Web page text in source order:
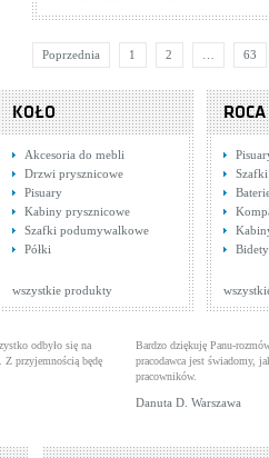
Poprzednia 1 2 63
KOŁO
Akcesoria do mebli
Drzwi prysznicowe
Pisuary
Kabiny prysznicowe
Szafki podumywalkowe
Półki
wszystkie produkty
ROCA
Szafki
Bidety
odbyło się na
przyjemnością będę
Bardzo dziękuję Panu-
pracodawca jest świadomy,
pracowników.
Danuta D. Warszawa